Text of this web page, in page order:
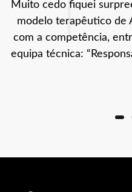
Muito cedo fiquei
modelo terapêutico de
com a competência,
equipa técnica: